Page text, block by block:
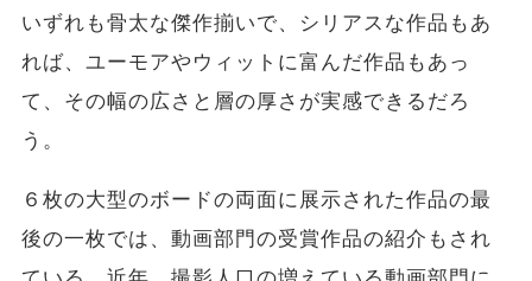
いずれも骨太な傑作揃いで、シリアスな作品もあ
れば、ユーモアやウィットに富んだ作品もあっ
て、その幅の広さと層の厚さが実感できるだろ
う。
６枚の大型のボードの両面に展示された作品の最
後の一枚では、動画部門の受賞作品の紹介もされ